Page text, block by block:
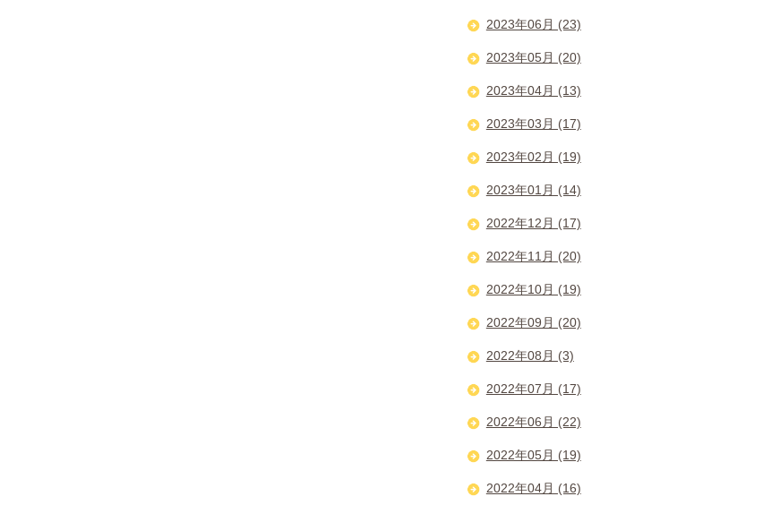
2023年06月 (23)
2023年05月 (20)
2023年04月 (13)
2023年03月 (17)
2023年02月 (19)
2023年01月 (14)
2022年12月 (17)
2022年11月 (20)
2022年10月 (19)
2022年09月 (20)
2022年08月 (3)
2022年07月 (17)
2022年06月 (22)
2022年05月 (19)
2022年04月 (16)